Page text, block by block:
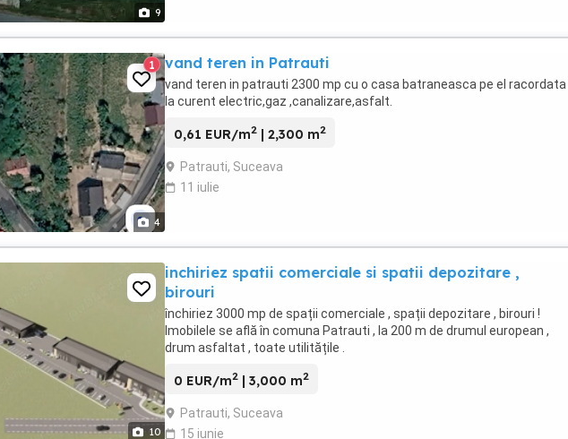
9
4
1 vand teren in Patrauti
vand teren in patrauti 2300 mp cu o casa batraneasca pe el racordata
la curent electric,gaz ,canalizare,asfalt.
0,61 EUR/m2 | 2,300 m2
Patrauti, Suceava
11 iulie
10
inchiriez spatii comerciale si spatii depozitare ,
birouri
închiriez 3000 mp de spații comerciale , spații depozitare , birouri !
Imobilele se află în comuna Patrauti , la 200 m de drumul european ,
drum asfaltat , toate utilitățile .
0 EUR/m2 | 3,000 m2
Patrauti, Suceava
15 iunie